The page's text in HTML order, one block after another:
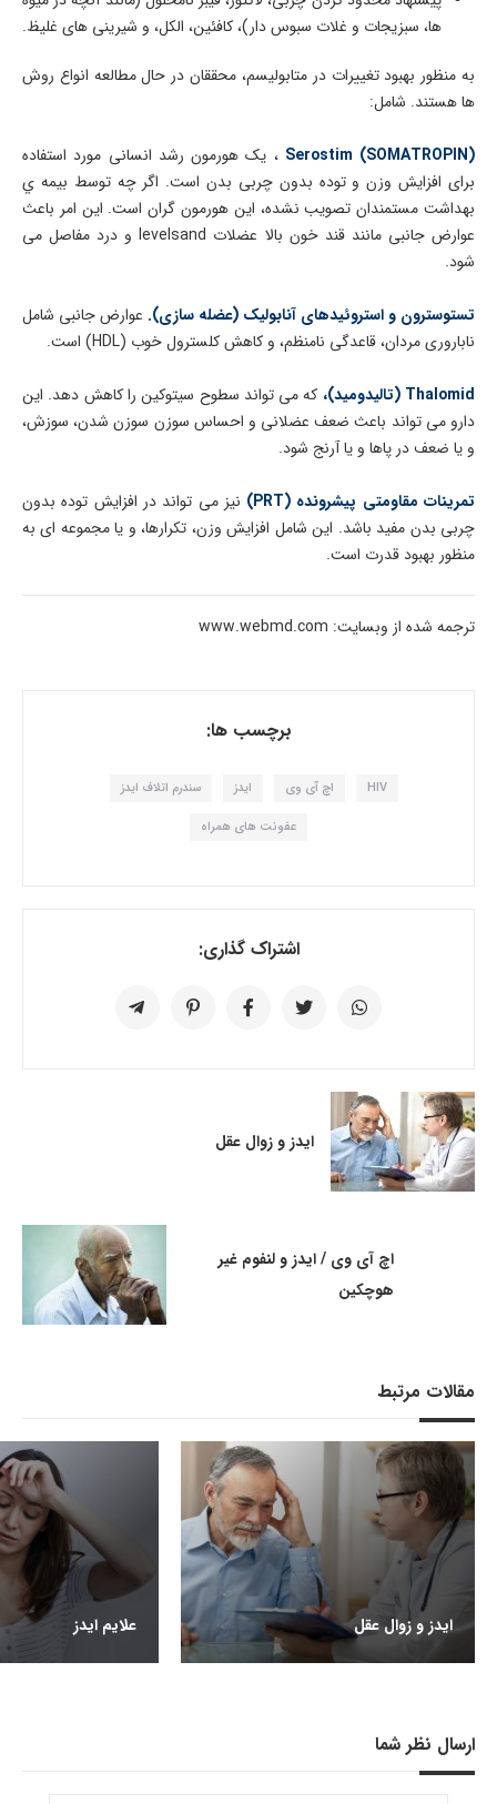
ها، سبزیجات و غلات سبوس دار)، کافئین، الکل، و شیرینی های غلیظ.
به منظور بهبود تغییرات در متابولیسم، محققان در حال مطالعه انواع روش
ها هستند. شامل:
(Serostim (SOMATROPIN
، یک هورمون رشد انسانی مورد استفاده
برای افزایش وزن و توده بدون چربی بدن است. اگر چه توسط بيمه ي
بهداشت مستمندان تصویب نشده، این هورمون گران است. این امر باعث
عوارض جانبی مانند قند خون بالا عضلات levelsand و درد مفاصل می
شود.
تستوسترون و استروئیدهای آنابولیک (عضله سازی). عوارض جانبی شامل
ناباروری مردان، قاعدگی نامنظم، و کاهش کلسترول خوب (HDL) است.
Thalomid (تالیدومید)،
که می تواند سطوح سیتوکین را کاهش دهد. این
دارو می تواند باعث ضعف عضلانی و احساس سوزن سوزن شدن، سوزش،
و یا ضعف در پاها و یا آرنج شود.
تمرینات مقاومتی پیشرونده (PRT)
نیز می تواند در افزایش توده بدون
چربی بدن مفید باشد. این شامل افزایش وزن، تکرارها، و یا مجموعه ای به
منظور بهبود قدرت است.
ترجمه شده از وبسایت: www.webmd.com
برچسب ها:
HIV اچ آی وی ایدز سندرم اتلاف ایدز
عفونت های همراه
اشتراک گذاری:
ایدز و زوال عقل
اچ آی وی / ایدز و لنفوم غیر
هوچکین
مقالات مرتبط
ایدز و زوال عقل علایم ایدز
ارسال نظر شما